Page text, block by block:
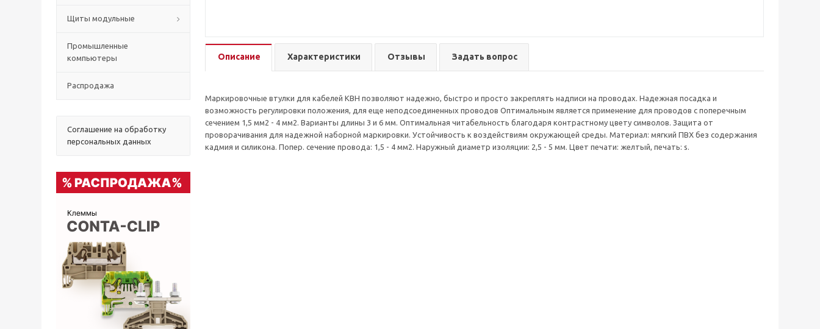
Щиты модульные
Промышленные
компьютеры
Распродажа
Соглашение на обработку
персональных данных
Описание Характеристики Отзывы Задать вопрос
Маркировочные втулки для кабелей KBH позволяют надежно, быстро и просто закреплять надписи на проводах. Надежная посадка и
возможность регулировки положения, для еще неподсоединенных проводов Оптимальным является применение для проводов с поперечным
сечением 1,5 мм2 - 4 мм2. Варианты длины 3 и 6 мм. Оптимальная читабельность благодаря контрастному цвету символов. Защита от
проворачивания для надежной наборной маркировки. Устойчивость к воздействиям окружающей среды. Материал: мягкий ПВХ без содержания
кадмия и силикона. Попер. сечение провода: 1,5 - 4 мм2. Наружный диаметр изоляции: 2,5 - 5 мм. Цвет печати: желтый, печать: s.